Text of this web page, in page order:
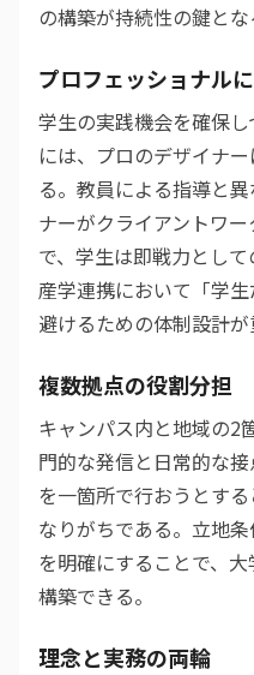
の構築が持続性の鍵とな
プロフェッショナル
学生の実践機会を確保
には、プロのデザイナ
る。教員による指導と
ナーがクライアントワ
で、学生は即戦力として
産学連携において「学
避けるための体制設計が
複数拠点の役割分担
キャンパス内と地域の2
門的な発信と日常的な
を一箇所で行おうとす
なりがちである。立地
を明確にすることで、
構築できる。
理念と実務の両輪